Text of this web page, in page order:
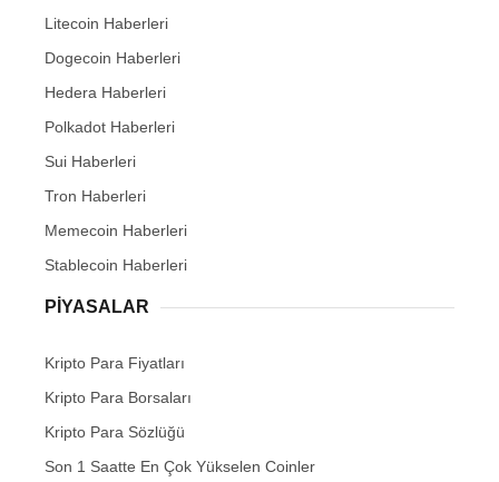
Litecoin Haberleri
Dogecoin Haberleri
Hedera Haberleri
Polkadot Haberleri
Sui Haberleri
Tron Haberleri
Memecoin Haberleri
Stablecoin Haberleri
PIYASALAR
Kripto Para Fiyatları
Kripto Para Borsaları
Kripto Para Sözlüğü
Son 1 Saatte En Çok Yükselen Coinler